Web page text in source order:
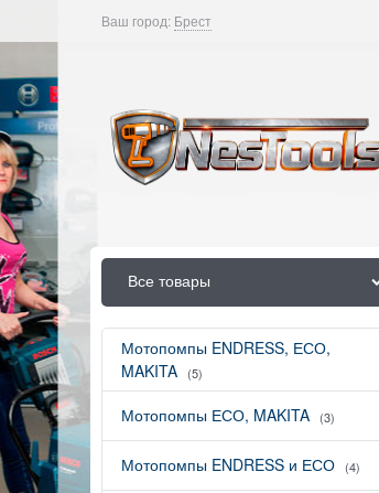
Ваш город: Брест
Все товары
Мотопомпы ENDRESS, ЕСО,
MAKITA
(5)
Мотопомпы ЕСО, MAKITA (3)
Мотопомпы ENDRESS и ЕСО (4)